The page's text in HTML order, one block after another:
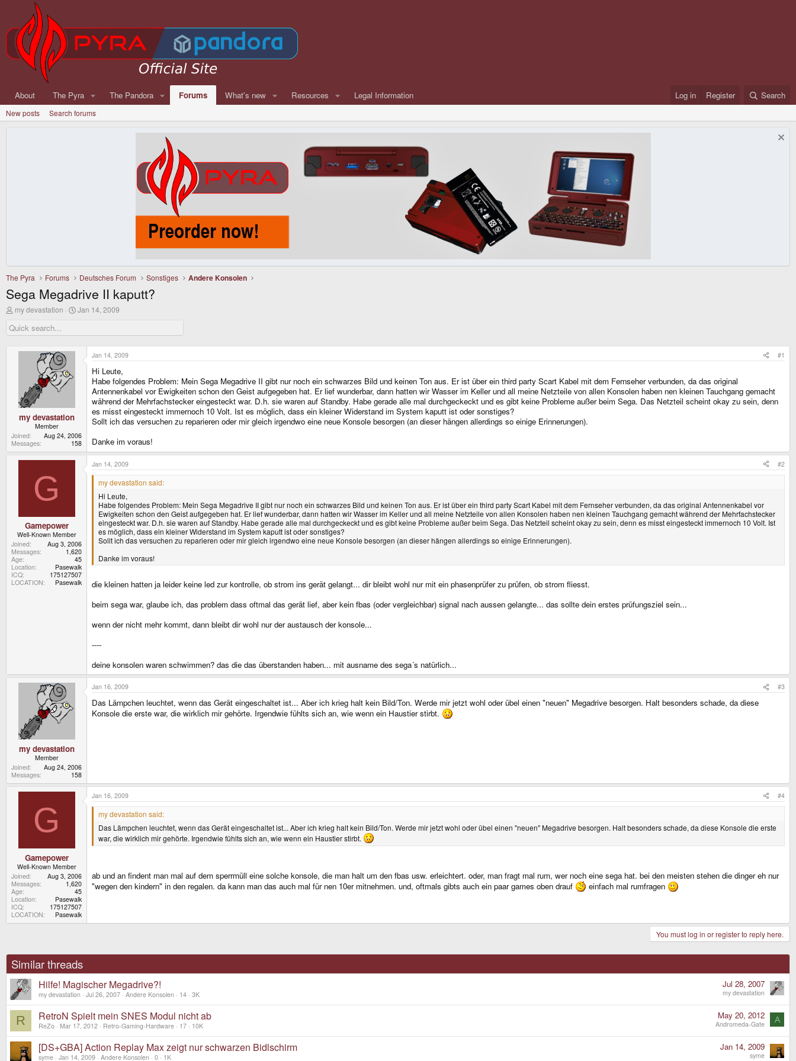
About The Pyra The Pandora Forums What's new Resources Legal Information Log in Register Search
New posts Search forums
The Pyra Forums Deutsches Forum Sonstiges Andere Konsolen
Sega Megadrive II kaputt?
T
r
e
my devastation
S
r
Jan 14, 2009
my devastation
Member
Joined
Aug 24, 2006
Messages
158
Jan 14, 2009 #1
Hi Leute,
Habe folgendes Problem: Mein Sega Megadrive II gibt nur noch ein schwarzes Bild und keinen Ton aus. Er ist über ein third party Scart Kabel mit dem Fernseher verbunden, da das original
Antennenkabel vor Ewigkeiten schon den Geist aufgegeben hat. Er lief wunderbar, dann hatten wir Wasser im Keller und all meine Netzteile von allen Konsolen haben nen kleinen Tauchgang gemacht
während der Mehrfachstecker eingesteckt war. D.h. sie waren auf Standby. Habe gerade alle mal durchgeckeckt und es gibt keine Probleme außer beim Sega. Das Netzteil scheint okay zu sein, denn
es misst eingesteckt immernoch 10 Volt. Ist es möglich, dass ein kleiner Widerstand im System kaputt ist oder sonstiges?
Sollt ich das versuchen zu reparieren oder mir gleich irgendwo eine neue Konsole besorgen (an dieser hängen allerdings so einige Erinnerungen).
Danke im voraus!
G
Gamepower
Well-Known Member
Joined
Aug 3, 2006
Messages
1,620
Age
45
Location
Pasewalk
ICQ
175127507
LOCATION
Pasewalk
Jan 14, 2009 #2
my devastation said:
Hi Leute,
Habe folgendes Problem: Mein Sega Megadrive II gibt nur noch ein schwarzes Bild und keinen Ton aus. Er ist über ein third party Scart Kabel mit dem Fernseher verbunden, da das original Antennenkabel vor
Ewigkeiten schon den Geist aufgegeben hat. Er lief wunderbar, dann hatten wir Wasser im Keller und all meine Netzteile von allen Konsolen haben nen kleinen Tauchgang gemacht während der Mehrfachstecker
eingesteckt war. D.h. sie waren auf Standby. Habe gerade alle mal durchgeckeckt und es gibt keine Probleme außer beim Sega. Das Netzteil scheint okay zu sein, denn es misst eingesteckt immernoch 10 Volt. Ist
es möglich, dass ein kleiner Widerstand im System kaputt ist oder sonstiges?
Sollt ich das versuchen zu reparieren oder mir gleich irgendwo eine neue Konsole besorgen (an dieser hängen allerdings so einige Erinnerungen).
Danke im voraus!
die kleinen hatten ja leider keine led zur kontrolle, ob strom ins gerät gelangt... dir bleibt wohl nur mit ein phasenprüfer zu prüfen, ob strom fliesst.
beim sega war, glaube ich, das problem dass oftmal das gerät lief, aber kein fbas (oder vergleichbar) signal nach aussen gelangte... das sollte dein erstes prüfungsziel sein...
wenn der nicht mehr kommt, dann bleibt dir wohl nur der austausch der konsole...
----
deine konsolen waren schwimmen? das die das überstanden haben... mit ausname des sega´s natürlich...
my devastation
Member
Joined
Aug 24, 2006
Messages
158
Jan 16, 2009 #3
Das Lämpchen leuchtet, wenn das Gerät eingeschaltet ist... Aber ich krieg halt kein Bild/Ton. Werde mir jetzt wohl oder übel einen "neuen" Megadrive besorgen. Halt besonders schade, da diese
Konsole die erste war, die wirklich mir gehörte. Irgendwie fühlts sich an, wie wenn ein Haustier stirbt.
G
Gamepower
Well-Known Member
Joined
Aug 3, 2006
Messages
1,620
Age
45
Location
Pasewalk
ICQ
175127507
LOCATION
Pasewalk
Jan 16, 2009 #4
my devastation said:
Das Lämpchen leuchtet, wenn das Gerät eingeschaltet ist... Aber ich krieg halt kein Bild/Ton. Werde mir jetzt wohl oder übel einen "neuen" Megadrive besorgen. Halt besonders schade, da diese Konsole die erste
war, die wirklich mir gehörte. Irgendwie fühlts sich an, wie wenn ein Haustier stirbt.
ab und an findent man mal auf dem sperrmüll eine solche konsole, die man halt um den fbas usw. erleichtert. oder, man fragt mal rum, wer noch eine sega hat. bei den meisten stehen die dinger eh nur
"wegen den kindern" in den regalen. da kann man das auch mal für nen 10er mitnehmen. und, oftmals gibts auch ein paar games oben drauf
einfach mal rumfragen
You must log in or register to reply here.
Similar threads
Hilfe! Magischer Megadrive?!
my devastation Jul 26, 2007 Andere Konsolen 14 3K
Jul 28, 2007
my devastation
R RetroN Spielt mein SNES Modul nicht ab
ReZo Mar 17, 2012 Retro-Gaming-Hardware 17 10K
May 20, 2012
Andromeda-Gate A
[DS+GBA] Action Replay Max zeigt nur schwarzen Bidlschirm
syme Jan 14, 2009 Andere Konsolen 0 1K
Jan 14, 2009
syme